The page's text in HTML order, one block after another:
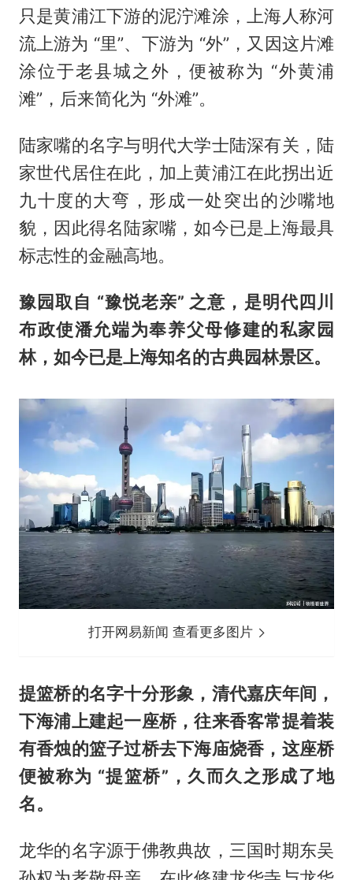
只是黄浦江下游的泥泞滩涂，上海人称河
流上游为 “里”、下游为 “外”，又因这片滩
涂位于老县城之外，便被称为 “外黄浦
滩”，后来简化为 “外滩”。
陆家嘴的名字与明代大学士陆深有关，陆
家世代居住在此，加上黄浦江在此拐出近
九十度的大弯，形成一处突出的沙嘴地
貌，因此得名陆家嘴，如今已是上海最具
标志性的金融高地。
豫园取自 “豫悦老亲” 之意，是明代四川
布政使潘允端为奉养父母修建的私家园
林，如今已是上海知名的古典园林景区。
打开网易新闻 查看更多图片
提篮桥的名字十分形象，清代嘉庆年间，
下海浦上建起一座桥，往来香客常提着装
有香烛的篮子过桥去下海庙烧香，这座桥
便被称为 “提篮桥”，久而久之形成了地
名。
龙华的名字源于佛教典故，三国时期东吴